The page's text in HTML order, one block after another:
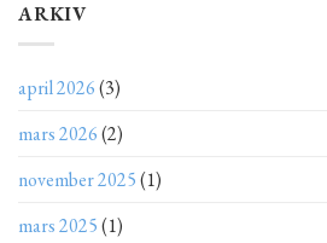
ARKIV
april 2026(3)
mars 2026(2)
november 2025(1)
mars 2025(1)